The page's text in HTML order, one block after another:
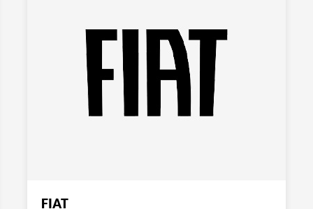
FIAT